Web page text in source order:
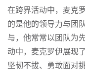
在跨界活动中，麦克
的是他的领导力与团
与，他常常以团队为
动中，麦克罗伊展
坚韧不拔、勇敢面对挑